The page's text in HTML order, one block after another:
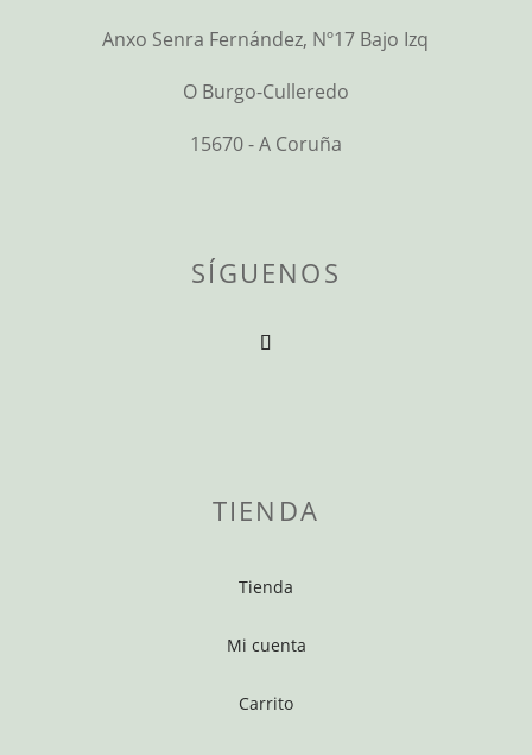
Anxo Senra Fernández, Nº17 Bajo Izq
O Burgo-Culleredo
15670 - A Coruña
SÍGUENOS
TIENDA
Tienda
Mi cuenta
Carrito